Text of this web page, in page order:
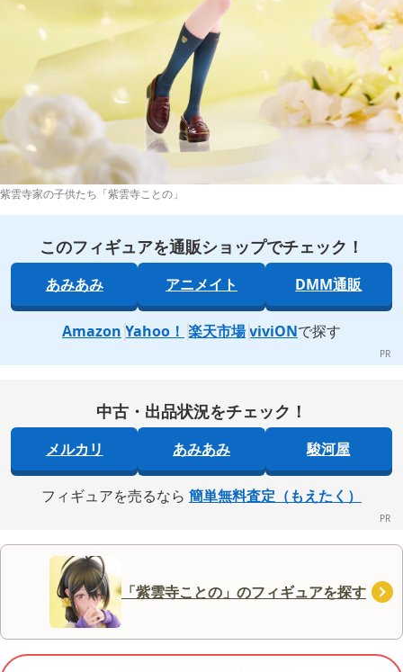
紫雲寺家の子供たち「紫雲寺ことの」
このフィギュアを通販ショップでチェック！
あみあみ アニメイト DMM通販
Amazon Yahoo！ 楽天市場 viviONで探す
中古・出品状況をチェック！
メルカリ あみあみ 駿河屋
フィギュアを売るなら 簡単無料査定（もえたく）
「紫雲寺ことの」のフィギュアを探す